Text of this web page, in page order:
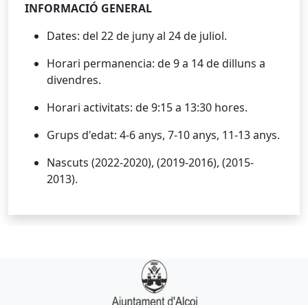
INFORMACIÓ GENERAL
Dates: del 22 de juny al 24 de juliol.
Horari permanencia: de 9 a 14 de dilluns a
divendres.
Horari activitats: de 9:15 a 13:30 hores.
Grups d'edat: 4-6 anys, 7-10 anys, 11-13 anys.
Nascuts (2022-2020), (2019-2016), (2015-
2013).